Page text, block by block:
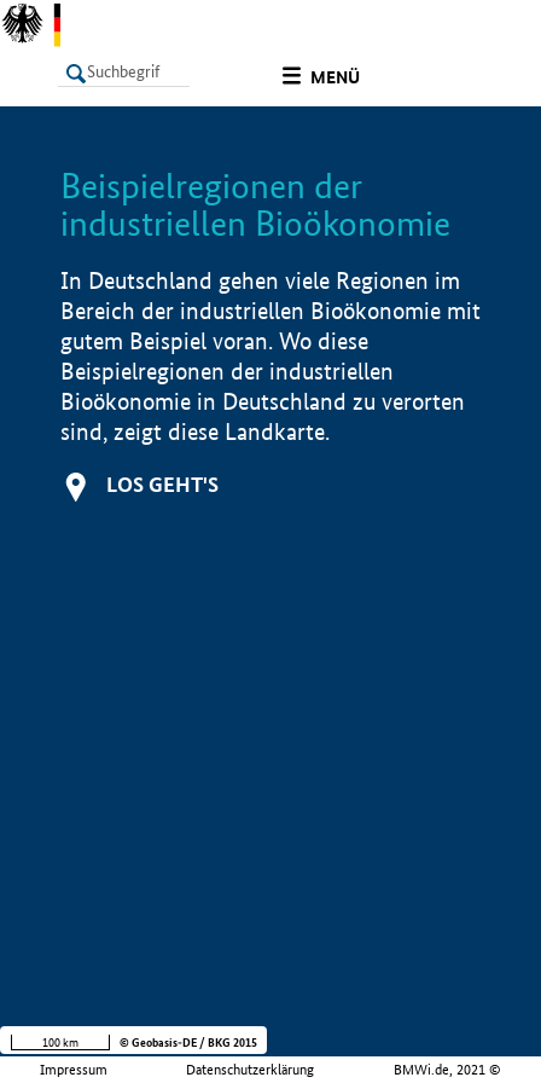
MENÜ
LISTE
Beispielregionen der
industriellen Bioökonomie
In Deutschland gehen viele Regionen im
Bereich der industriellen Bioökonomie mit
gutem Beispiel voran. Wo diese
Beispielregionen der industriellen
Bioökonomie in Deutschland zu verorten
sind, zeigt diese Landkarte.
LOS GEHT'S
Impressum Datenschutzerklärung BMWi.de, 2021 ©
100 km © Geobasis-DE / BKG 2015